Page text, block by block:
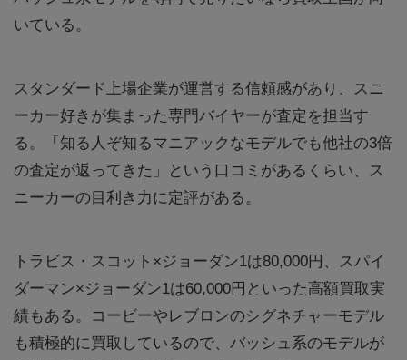
いている。
スタンダード上場企業が運営する信頼感があり、スニ
ーカー好きが集まった専門バイヤーが査定を担当す
る。「知る人ぞ知るマニアックなモデルでも他社の3倍
の査定が返ってきた」という口コミがあるくらい、ス
ニーカーの目利き力に定評がある。
トラビス・スコット×ジョーダン1は80,000円、スパイ
ダーマン×ジョーダン1は60,000円といった高額買取実
績もある。コービーやレブロンのシグネチャーモデル
も積極的に買取しているので、バッシュ系のモデルが